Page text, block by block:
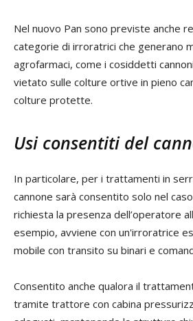
Nel nuovo Pan sono previste anche
categorie di irroratrici che generano
agrofarmaci, come i cosiddetti
vietato sulle colture ortive in pieno
colture protette.
Usi consentiti del
In particolare, per i trattamenti in
cannone sarà consentito solo nel
richiesta la presenza dell’operatore
esempio, avviene con un'irroratrice
mobile con transito su binari e
Consentito anche qualora il
tramite trattore con cabina